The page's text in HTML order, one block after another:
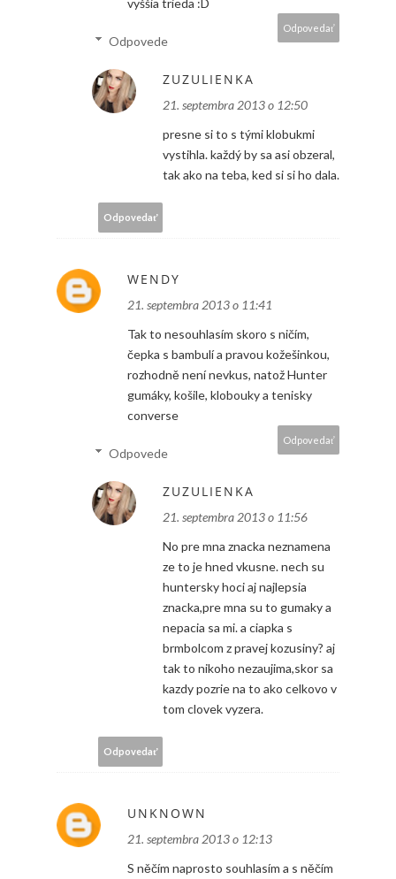
Odpovedať
Odpovede
ZUZULIENKA
21. septembra 2013 o 12:50
presne si to s tými klobukmi
vystihla. každý by sa asi obzeral,
tak ako na teba, ked si si ho dala.
Odpovedať
WENDY
21. septembra 2013 o 11:41
Tak to nesouhlasím skoro s ničím,
čepka s bambulí a pravou kožešinkou,
rozhodně není nevkus, natož Hunter
gumáky, košile, klobouky a tenisky
converse
Odpovedať
Odpovede
ZUZULIENKA
21. septembra 2013 o 11:56
No pre mna znacka neznamena
ze to je hned vkusne. nech su
huntersky hoci aj najlepsia
znacka,pre mna su to gumaky a
nepacia sa mi. a ciapka s
brmbolcom z pravej kozusiny? aj
tak to nikoho nezaujima,skor sa
kazdy pozrie na to ako celkovo v
tom clovek vyzera.
Odpovedať
UNKNOWN
21. septembra 2013 o 12:13
S něčím naprosto souhlasím a s něčím